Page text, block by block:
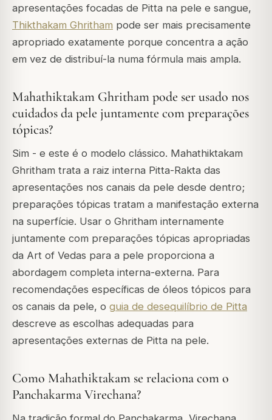
apresentações focadas de Pitta na pele e sangue,
Thikthakam Ghritham pode ser mais precisamente
apropriado exatamente porque concentra a ação
em vez de distribuí-la numa fórmula mais ampla.
Mahathiktakam Ghritham pode ser usado nos
cuidados da pele juntamente com preparações
tópicas?
Sim - e este é o modelo clássico. Mahathiktakam
Ghritham trata a raiz interna Pitta-Rakta das
apresentações nos canais da pele desde dentro;
preparações tópicas tratam a manifestação externa
na superfície. Usar o Ghritham internamente
juntamente com preparações tópicas apropriadas
da Art of Vedas para a pele proporciona a
abordagem completa interna-externa. Para
recomendações específicas de óleos tópicos para
os canais da pele, o guia de desequilíbrio de Pitta
descreve as escolhas adequadas para
apresentações externas de Pitta na pele.
Como Mahathiktakam se relaciona com o
Panchakarma Virechana?